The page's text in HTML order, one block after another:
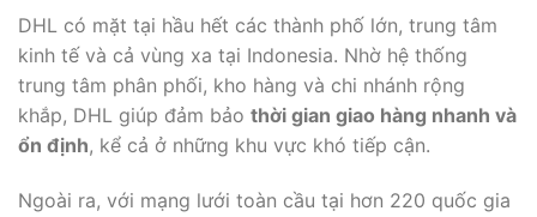
DHL có mặt tại hầu hết các thành phố lớn, trung tâm
kinh tế và cả vùng xa tại Indonesia. Nhờ hệ thống
trung tâm phân phối, kho hàng và chi nhánh rộng
khắp, DHL giúp đảm bảo thời gian giao hàng nhanh và
ổn định, kể cả ở những khu vực khó tiếp cận.
Ngoài ra, với mạng lưới toàn cầu tại hơn 220 quốc gia